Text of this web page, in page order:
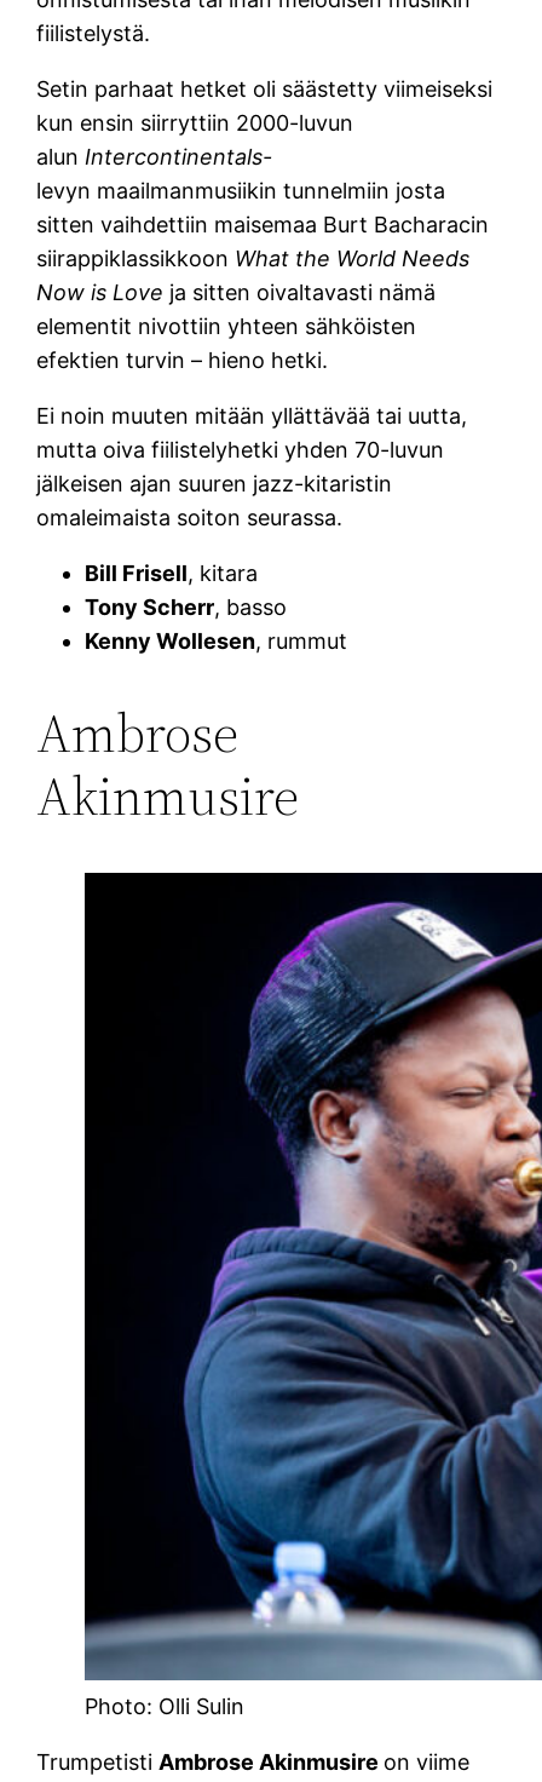
fiilistelystä.
Setin parhaat hetket oli säästetty viimeiseksi
kun ensin siirryttiin 2000-luvun
alun Intercontinentals-
levyn maailmanmusiikin tunnelmiin josta
sitten vaihdettiin maisemaa Burt Bacharacin
siirappiklassikkoon What the World Needs
Now is Love ja sitten oivaltavasti nämä
elementit nivottiin yhteen sähköisten
efektien turvin – hieno hetki.
Ei noin muuten mitään yllättävää tai uutta,
mutta oiva fiilistelyhetki yhden 70-luvun
jälkeisen ajan suuren jazz-kitaristin
omaleimaista soiton seurassa.
Bill Frisell, kitara
Tony Scherr, basso
Kenny Wollesen, rummut
Ambrose
Akinmusire
Photo: Olli Sulin
Trumpetisti Ambrose Akinmusire on viime